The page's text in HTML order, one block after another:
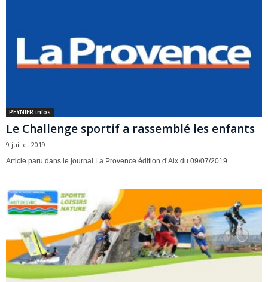
PEYNIER infos
Le Challenge sportif a rassemblé les enfants
9 juillet 2019
Article paru dans le journal La Provence édition d’Aix du 09/07/2019.